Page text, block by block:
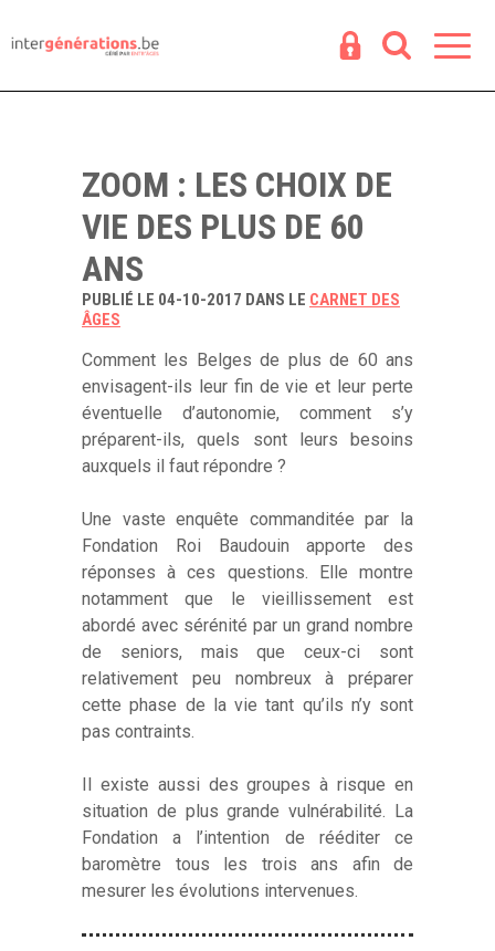
ZOOM : LES CHOIX DE
VIE DES PLUS DE 60
ANS
PUBLIÉ LE 04-10-2017 DANS LE CARNET DES
ÂGES
Comment les Belges de plus de 60 ans
envisagent-ils leur fin de vie et leur perte
éventuelle d’autonomie, comment s’y
préparent-ils, quels sont leurs besoins
auxquels il faut répondre ?
Une vaste enquête commanditée par la
Fondation Roi Baudouin apporte des
réponses à ces questions. Elle montre
notamment que le vieillissement est
abordé avec sérénité par un grand nombre
de seniors, mais que ceux-ci sont
relativement peu nombreux à préparer
cette phase de la vie tant qu’ils n’y sont
pas contraints.
Il existe aussi des groupes à risque en
situation de plus grande vulnérabilité. La
Fondation a l’intention de rééditer ce
baromètre tous les trois ans afin de
mesurer les évolutions intervenues.